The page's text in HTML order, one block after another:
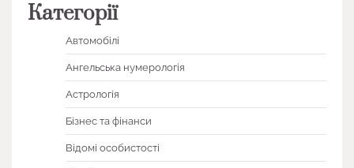
Категорії
Автомобілі
Ангельська нумерологія
Астрологія
Бізнес та фінанси
Відомі особистості